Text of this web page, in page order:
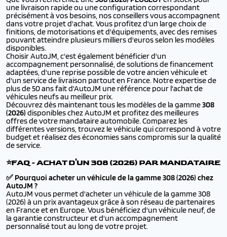
une livraison rapide ou une configuration correspondant
précisément à vos besoins, nos conseillers vous accompagnent
dans votre projet d'achat. Vous profitez d'un large choix de
finitions, de motorisations et d'équipements, avec des remises
pouvant atteindre plusieurs milliers d'euros selon les modèles
disponibles.
Choisir AutoJM, c'est également bénéficier d'un
accompagnement personnalisé, de solutions de financement
adaptées, d'une reprise possible de votre ancien véhicule et
d'un service de livraison partout en France. Notre expertise de
plus de 50 ans fait d'AutoJM une référence pour l'achat de
véhicules neufs au meilleur prix.
Découvrez dès maintenant tous les modèles de la gamme308
(2026) disponibles chez AutoJM et profitez des meilleures
offres de votre mandataire automobile. Comparez les
différentes versions, trouvez le véhicule qui correspond à votre
budget et réalisez des économies sans compromis sur la qualité
de service.
⭐FAQ - ACHAT D'UN 308 (2026) PAR MANDATAIRE
✅ Pourquoi acheter un véhicule de la gamme 308 (2026) chez
AutoJM ?
AutoJM vous permet d'acheter un véhicule de la gamme 308
(2026) à un prix avantageux grâce à son réseau de partenaires
en France et en Europe. Vous bénéficiez d'un véhicule neuf, de
la garantie constructeur et d'un accompagnement
personnalisé tout au long de votre projet.